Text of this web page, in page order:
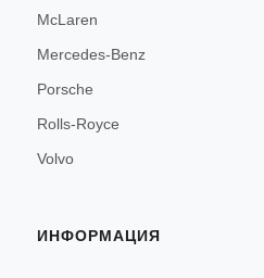
McLaren
Mercedes-Benz
Porsche
Rolls-Royce
Volvo
ИНФОРМАЦИЯ